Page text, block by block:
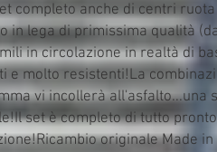
completo anche di centri
in lega di primissima qualità
in circolazione in realtà di
e molto resistenti!La
vi incollerà all'asfalto...una
set è completo di tutto
originale Made in